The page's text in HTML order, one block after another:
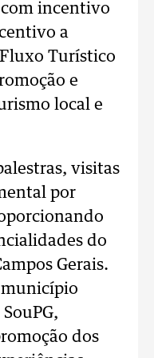
incentivo
a
Turístico
e
local e
visitas
por
do
Gerais.
dos